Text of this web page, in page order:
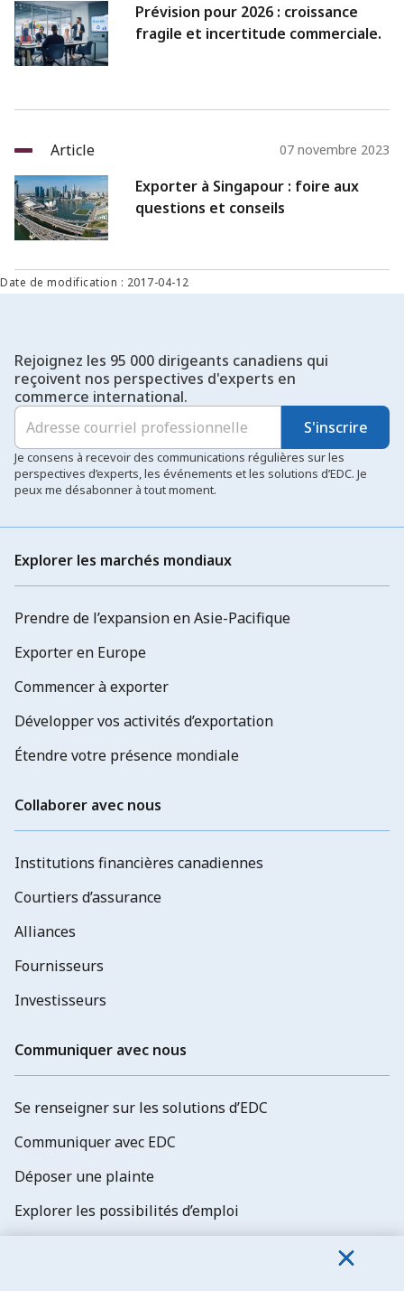
Prévision pour 2026 : croissance
fragile et incertitude commerciale.
Article 07 novembre 2023
Exporter à Singapour : foire aux
questions et conseils
Date de modification : 2017-04-12
Rejoignez les 95 000 dirigeants canadiens qui
reçoivent nos perspectives d'experts en
commerce international.
S'inscrire
Je consens à recevoir des communications régulières sur les
perspectives d’experts, les événements et les solutions d’EDC. Je
peux me désabonner à tout moment.
Explorer les marchés mondiaux
Prendre de l’expansion en Asie-Pacifique
Exporter en Europe
Commencer à exporter
Développer vos activités d’exportation
Étendre votre présence mondiale
Collaborer avec nous
Institutions financières canadiennes
Courtiers d’assurance
Alliances
Fournisseurs
Investisseurs
Communiquer avec nous
Se renseigner sur les solutions d’EDC
Communiquer avec EDC
Déposer une plainte
Explorer les possibilités d’emploi